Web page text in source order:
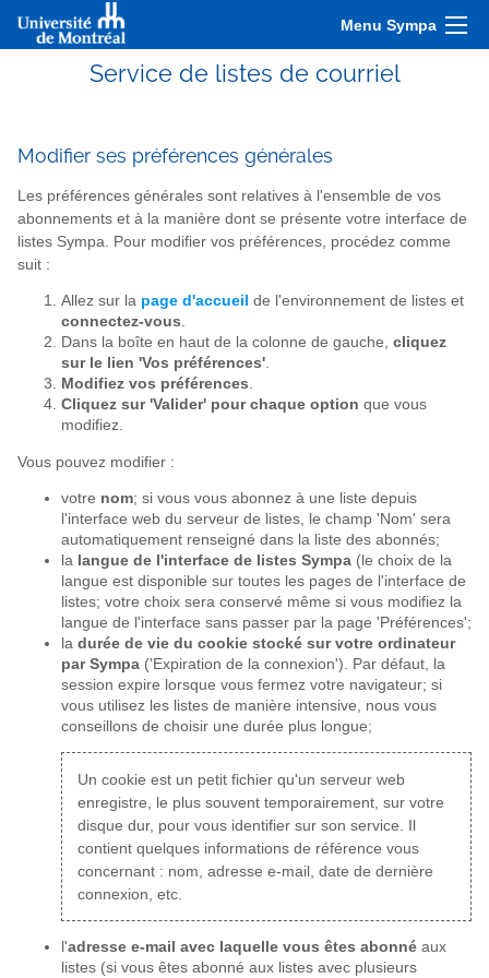
Menu Sympa
Service de listes de courriel
Modifier ses préférences générales
Les préférences générales sont relatives à l'ensemble de vos
abonnements et à la manière dont se présente votre interface de
listes Sympa. Pour modifier vos préférences, procédez comme
suit :
Allez sur la page d'accueil de l'environnement de listes et
connectez-vous.
Dans la boîte en haut de la colonne de gauche, cliquez
sur le lien 'Vos préférences'.
Modifiez vos préférences.
Cliquez sur 'Valider' pour chaque option que vous
modifiez.
Vous pouvez modifier :
votre nom; si vous vous abonnez à une liste depuis
l'interface web du serveur de listes, le champ 'Nom' sera
automatiquement renseigné dans la liste des abonnés;
la langue de l'interface de listes Sympa (le choix de la
langue est disponible sur toutes les pages de l'interface de
listes; votre choix sera conservé même si vous modifiez la
langue de l'interface sans passer par la page 'Préférences';
la durée de vie du cookie stocké sur votre ordinateur
par Sympa ('Expiration de la connexion'). Par défaut, la
session expire lorsque vous fermez votre navigateur; si
vous utilisez les listes de manière intensive, nous vous
conseillons de choisir une durée plus longue;
Un cookie est un petit fichier qu'un serveur web
enregistre, le plus souvent temporairement, sur votre
disque dur, pour vous identifier sur son service. Il
contient quelques informations de référence vous
concernant : nom, adresse e-mail, date de dernière
connexion, etc.
l'adresse e-mail avec laquelle vous êtes abonné aux
listes (si vous êtes abonné aux listes avec plusieurs